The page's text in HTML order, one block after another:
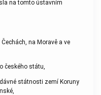
na tomto ústavním
Čechách, na Moravě a ve
českého státu,
státnosti zemí Koruny